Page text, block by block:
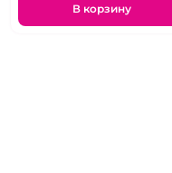
В корзину